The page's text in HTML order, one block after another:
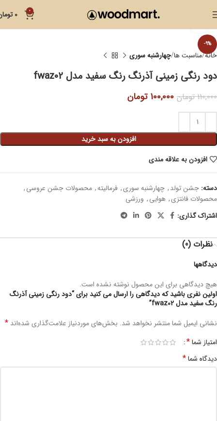
0
0
-9%
خانه مناسبت ها چهارشنبه سوری
دود رنگی زمینی آذرنگ رنگ سفید مدل fwaz02
110,000تومان 100,000 تومان
افزودن به سبد خرید
افزودن به علاقه مندی
دسته: جشن تولد, چهارشنبه سوری, فرمالیته, محصولات جشن عروسی,
محصولات فانتزی, هوایی, ورزشی
اشتراک گذاری:
نظرات (0)
دیدگاهها
هیچ دیدگاهی برای این محصول نوشته نشده است.
اولین نفری باشید که دیدگاهی را ارسال می کنید برای “دود رنگی زمینی آذرنگ
رنگ سفید مدل fwaz02”
نشانی ایمیل شما منتشر نخواهد شد. بخش‌های موردنیاز علامت‌گذاری شده‌اند *
امتیاز شما*
دیدگاه شما*